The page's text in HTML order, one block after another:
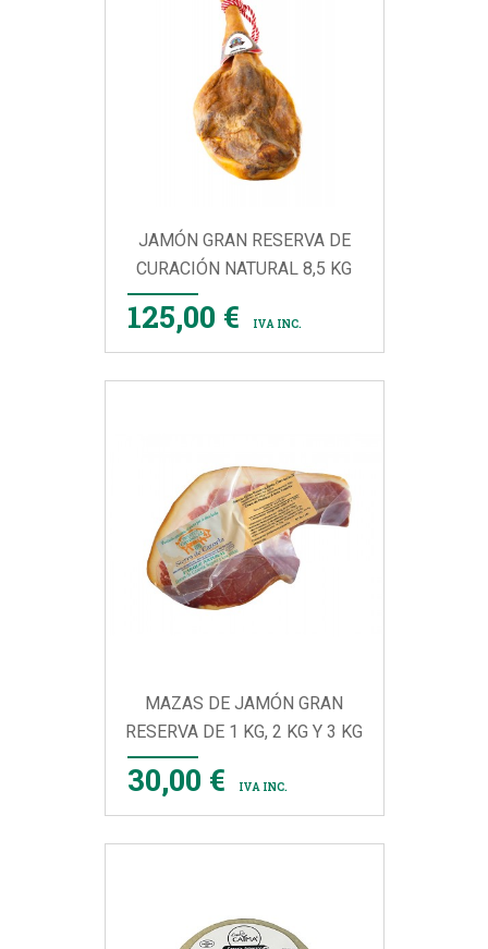
JAMÓN GRAN RESERVA DE
CURACIÓN NATURAL 8,5 KG
125,00 € IVA INC.
MAZAS DE JAMÓN GRAN
RESERVA DE 1 KG, 2 KG Y 3 KG
30,00 € IVA INC.